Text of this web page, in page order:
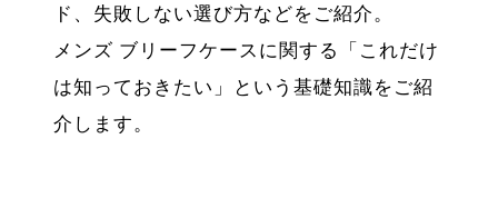
ド、失敗しない選び方などをご紹介。
メンズ ブリーフケースに関する「これだけ
は知っておきたい」という基礎知識をご紹
介します。